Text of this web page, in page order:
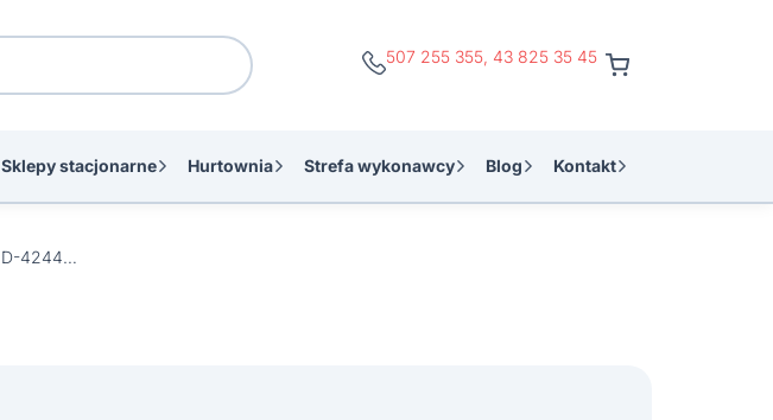
507 255 355 43 825 35 45
Sklepy stacjonarne Hurtownia Strefa wykonawcy Blog Kontakt
Zestaw dłut i wierteł walizka Makita D-42444 SDS-Plus